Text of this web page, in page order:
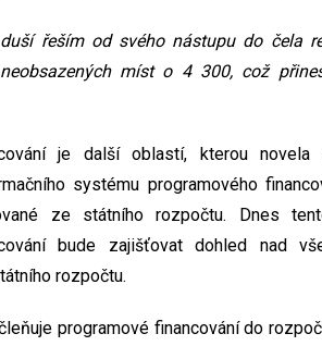
duší řeším od svého nástupu do čela
míst o 4 300, což
je další oblastí, kterou novela
systému programového
ze státního rozpočtu. Dnes
bude zajišťovat dohled nad
rozpočtu.
programové financování do